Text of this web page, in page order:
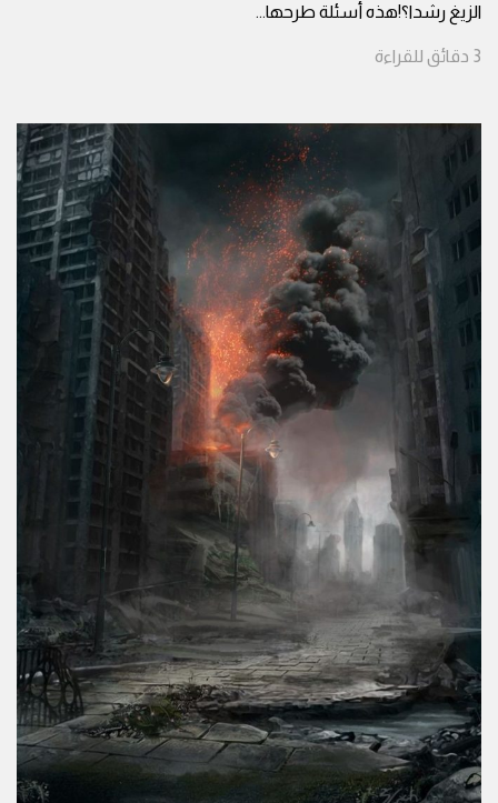
الزيغ رشدا؟!هذه أسئلة طرحها...
3 دقائق للقراءة